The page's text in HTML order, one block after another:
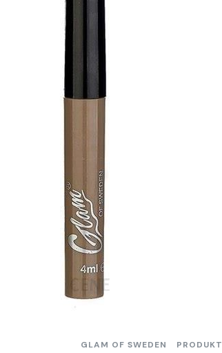
GLAM OF SWEDEN PRODUKT